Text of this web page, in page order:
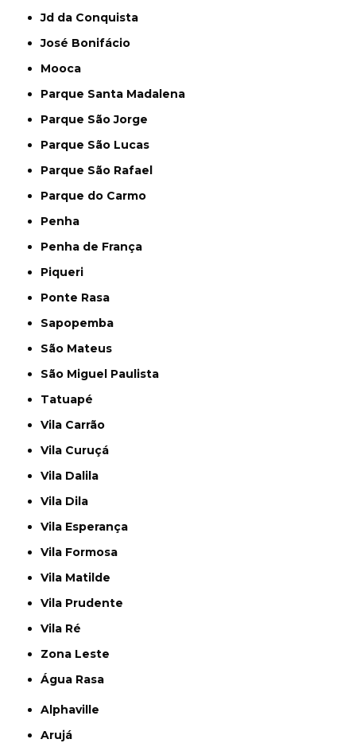
Jd da Conquista
José Bonifácio
Mooca
Parque Santa Madalena
Parque São Jorge
Parque São Lucas
Parque São Rafael
Parque do Carmo
Penha
Penha de França
Piqueri
Ponte Rasa
Sapopemba
São Mateus
São Miguel Paulista
Tatuapé
Vila Carrão
Vila Curuçá
Vila Dalila
Vila Dila
Vila Esperança
Vila Formosa
Vila Matilde
Vila Prudente
Vila Ré
Zona Leste
Água Rasa
Alphaville
Arujá